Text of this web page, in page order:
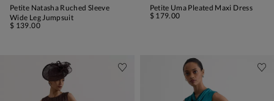
Petite Natasha Ruched Sleeve
Wide Leg Jumpsuit
$ 139.00
Petite Uma Pleated Maxi Dress
$ 179.00